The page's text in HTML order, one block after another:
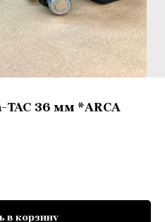
TAC 36 мм *ARCA
в корзину